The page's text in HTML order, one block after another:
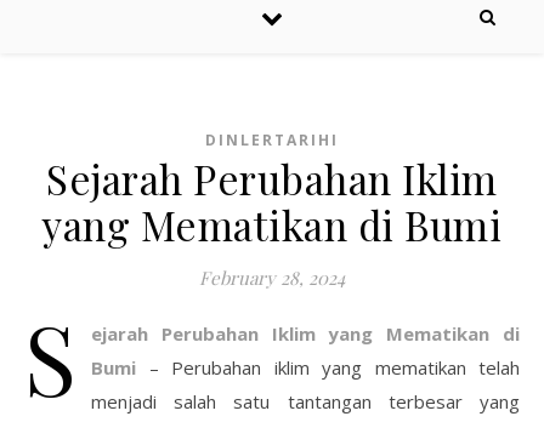
DINLERTARIHI
Sejarah Perubahan Iklim
yang Mematikan di Bumi
February 28, 2024
S
ejarah Perubahan Iklim yang Mematikan di
Bumi – Perubahan iklim yang mematikan telah
menjadi salah satu tantangan terbesar yang